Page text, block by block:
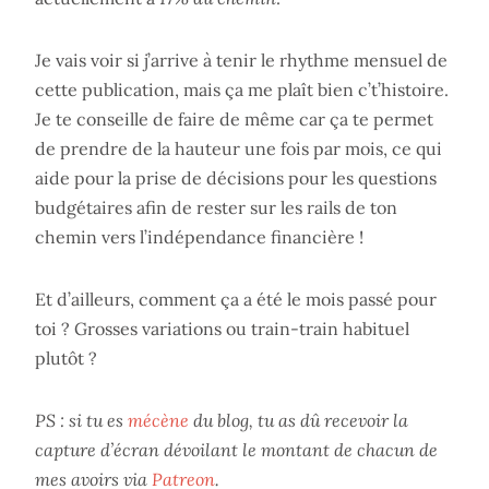
Je vais voir si j’arrive à tenir le rhythme mensuel de
cette publication, mais ça me plaît bien c’t’histoire.
Je te conseille de faire de même car ça te permet
de prendre de la hauteur une fois par mois, ce qui
aide pour la prise de décisions pour les questions
budgétaires afin de rester sur les rails de ton
chemin vers l’indépendance financière !
Et d’ailleurs, comment ça a été le mois passé pour
toi ? Grosses variations ou train-train habituel
plutôt ?
PS : si tu es mécène du blog, tu as dû recevoir la
capture d’écran dévoilant le montant de chacun de
mes avoirs via Patreon.